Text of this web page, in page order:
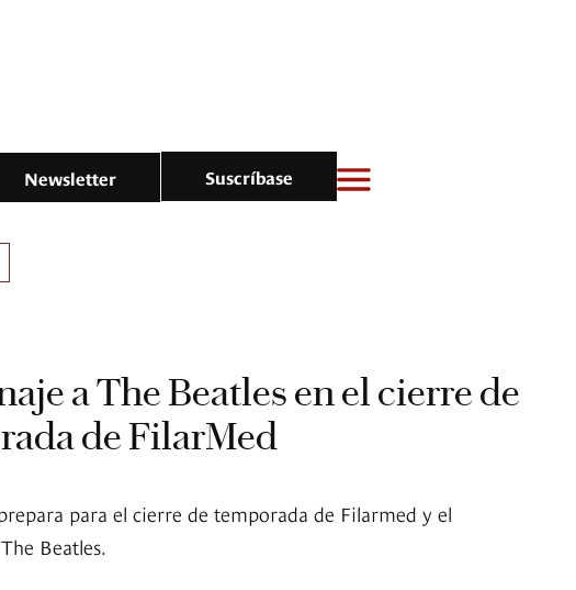
Newsletter Suscríbase
a The Beatles en el cierre de
de FilarMed
para el cierre de temporada de Filarmed y el
Beatles.